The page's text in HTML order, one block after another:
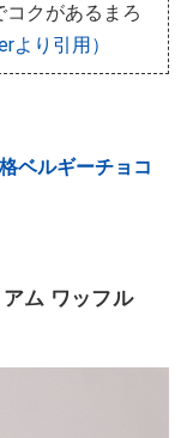
クがあるまろ
より引用）
ベルギーチョコ
ム ワッフル